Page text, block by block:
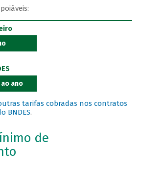
ano
tarifas cobradas nos contratos
BNDES.
de